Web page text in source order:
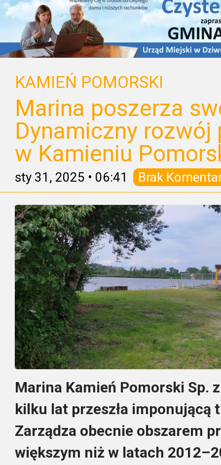
KAMIEŃ POMORSKI
Marina poszerza
Dynamiczny
w Kamieniu
sty 31, 2025 • 06:41 Brak
Marina Kamień Pomorski Sp.
kilku lat przeszła imponującą
Zarządza obecnie obszarem
większym niż w latach